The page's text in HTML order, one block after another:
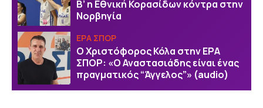
Β’ η Εθνική Κορασίδων κόντρα στην
Νορβηγία
ΕΡΑ ΣΠΟΡ
Ο Χριστόφορος Κόλα στην ΕΡΑ
ΣΠΟΡ: «Ο Αναστασιάδης είναι ένας
πραγματικός “Άγγελος”» (audio)